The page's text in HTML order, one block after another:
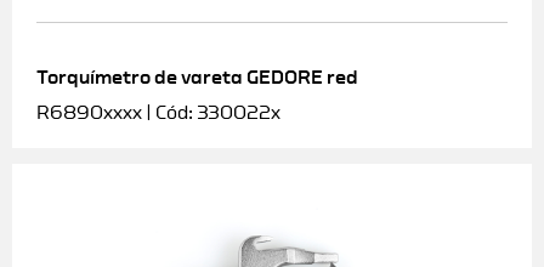
Torquímetro de vareta GEDORE red
R6890xxxx | Cód: 330022x